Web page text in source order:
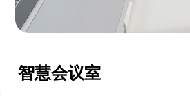
智慧会议室